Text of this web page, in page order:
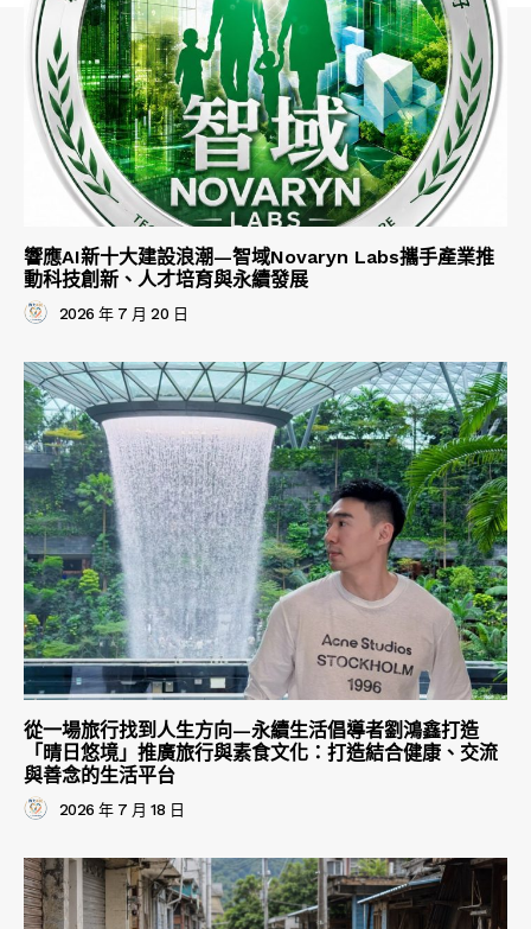
響應AI新十大建設浪潮—智域Novaryn Labs攜手產業推
動科技創新、人才培育與永續發展
2026 年 7 月 20 日
從一場旅行找到人生方向—永續生活倡導者劉鴻鑫打造
「晴日悠境」推廣旅行與素食文化：打造結合健康、交流
與善念的生活平台
2026 年 7 月 18 日